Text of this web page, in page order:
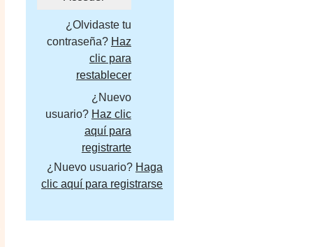
¿Olvidaste tu
contraseña? Haz
clic para
restablecer
¿Nuevo
usuario? Haz clic
aquí para
registrarte
¿Nuevo usuario? Haga
clic aquí para registrarse